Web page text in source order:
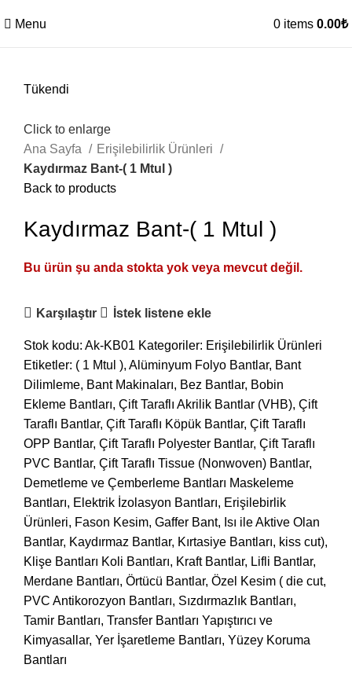
Menu 0 items 0.00₺
Tükendi
Click to enlarge
Ana Sayfa
Erişilebilirlik Ürünleri
Kaydırmaz Bant-( 1 Mtul )
Back to products
Kaydırmaz Bant-( 1 Mtul )
Bu ürün şu anda stokta yok veya mevcut değil.
Karşılaştır İstek listene ekle
Stok kodu: Ak-KB01 Kategoriler: Erişilebilirlik Ürünleri
Etiketler: ( 1 Mtul ), Alüminyum Folyo Bantlar, Bant
Dilimleme, Bant Makinaları, Bez Bantlar, Bobin
Ekleme Bantları, Çift Taraflı Akrilik Bantlar (VHB), Çift
Taraflı Bantlar, Çift Taraflı Köpük Bantlar, Çift Taraflı
OPP Bantlar, Çift Taraflı Polyester Bantlar, Çift Taraflı
PVC Bantlar, Çift Taraflı Tissue (Nonwoven) Bantlar,
Demetleme ve Çemberleme Bantları Maskeleme
Bantları, Elektrik İzolasyon Bantları, Erişilebirlik
Ürünleri, Fason Kesim, Gaffer Bant, Isı ile Aktive Olan
Bantlar, Kaydırmaz Bantlar, Kırtasiye Bantları, kiss cut),
Klişe Bantları Koli Bantları, Kraft Bantlar, Lifli Bantlar,
Merdane Bantları, Örtücü Bantlar, Özel Kesim ( die cut,
PVC Antikorozyon Bantları, Sızdırmazlık Bantları,
Tamir Bantları, Transfer Bantları Yapıştırıcı ve
Kimyasallar, Yer İşaretleme Bantları, Yüzey Koruma
Bantları